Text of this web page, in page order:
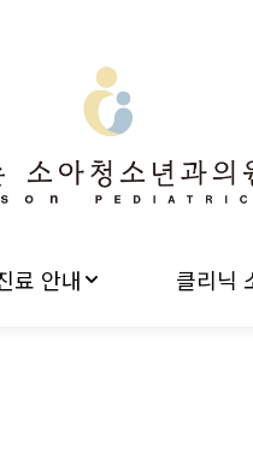
료 안내 클리닉